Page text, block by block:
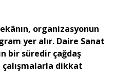
organizasyonun
yer alır. Daire Sanat
bir süredir çağdaş
dikkat